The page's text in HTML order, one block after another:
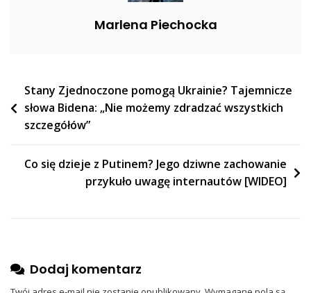
NATO”
Marlena Piechocka
Nawigacja
wpisu
Stany Zjednoczone pomogą Ukrainie? Tajemnicze
słowa Bidena: „Nie możemy zdradzać wszystkich
szczegółów”
Co się dzieje z Putinem? Jego dziwne zachowanie
przykuło uwagę internautów [WIDEO]
Dodaj komentarz